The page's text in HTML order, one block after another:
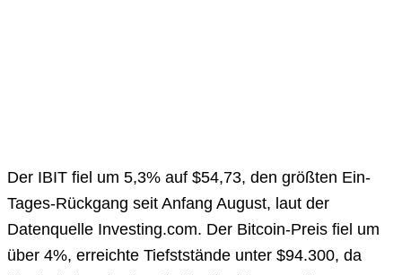
Der IBIT fiel um 5,3% auf $54,73, den größten Ein-
Tages-Rückgang seit Anfang August, laut der
Datenquelle Investing.com. Der Bitcoin-Preis fiel um
über 4%, erreichte Tiefststände unter $94.300, da